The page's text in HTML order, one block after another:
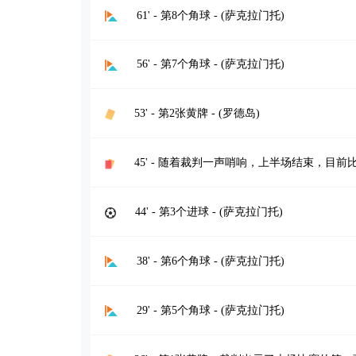
61' - 第8个角球 - (萨克拉门托)
56' - 第7个角球 - (萨克拉门托)
53' - 第2张黄牌 - (罗德岛)
45' - 随着裁判一声哨响，上半场结束，目前
44' - 第3个进球 - (萨克拉门托)
38' - 第6个角球 - (萨克拉门托)
29' - 第5个角球 - (萨克拉门托)